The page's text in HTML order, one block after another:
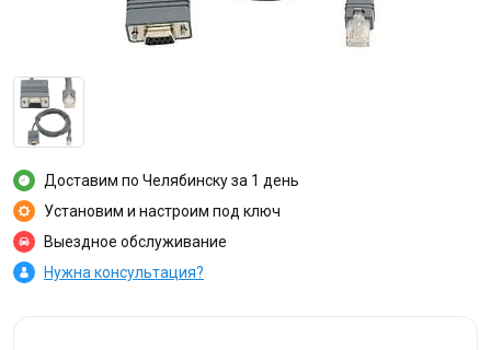
Доставим по Челябинску за 1 день
Установим и настроим под ключ
Выездное обслуживание
Нужна консультация?